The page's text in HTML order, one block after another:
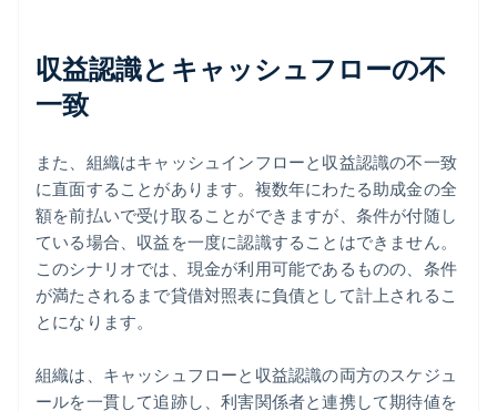
収益認識とキャッシュフローの不
一致
また、組織はキャッシュインフローと収益認識の不一致
に直面することがあります。複数年にわたる助成金の全
額を前払いで受け取ることができますが、条件が付随し
ている場合、収益を一度に認識することはできません。
このシナリオでは、現金が利用可能であるものの、条件
が満たされるまで貸借対照表に負債として計上されるこ
とになります。
組織は、キャッシュフローと収益認識の両方のスケジュ
ールを一貫して追跡し、利害関係者と連携して期待値を